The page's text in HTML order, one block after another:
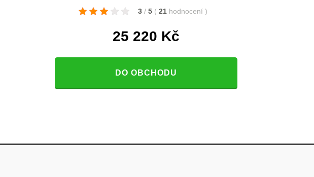
3 / 5 ( 21 hodnocení )
25 220 Kč
DO OBCHODU